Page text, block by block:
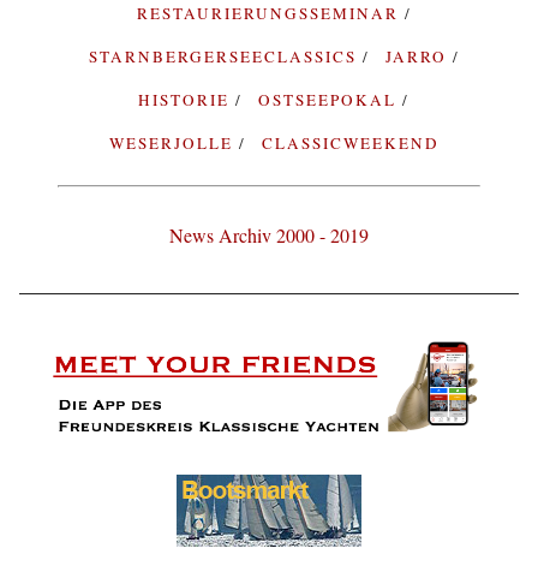
RESTAURIERUNGSSEMINAR
STARNBERGERSEECLASSICS
JARRO
HISTORIE
OSTSEEPOKAL
WESERJOLLE
CLASSICWEEKEND
News Archiv 2000 - 2019